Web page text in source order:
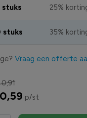
stuks 25%
stuks 35%
Vraag een offerte
p/st